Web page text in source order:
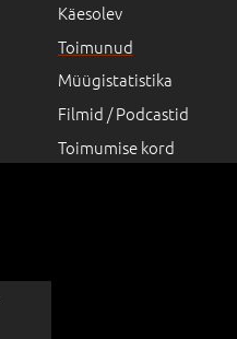
Käesolev
Toimunud
Müügistatistika
Filmid / Podcastid
Toimumise kord